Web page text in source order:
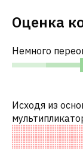
Оценка
Немного
Исходя из
переоценены
компаниями. В